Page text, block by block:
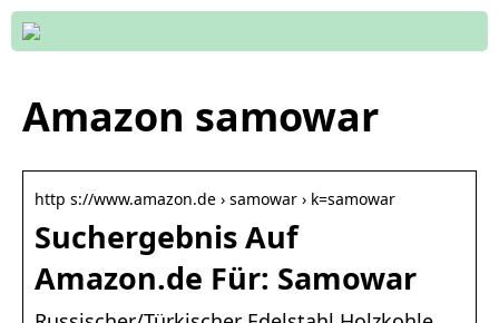
Amazon samowar
http s://www.amazon.de › samowar › k=samowar
Suchergebnis Auf
Amazon.de Für: Samowar